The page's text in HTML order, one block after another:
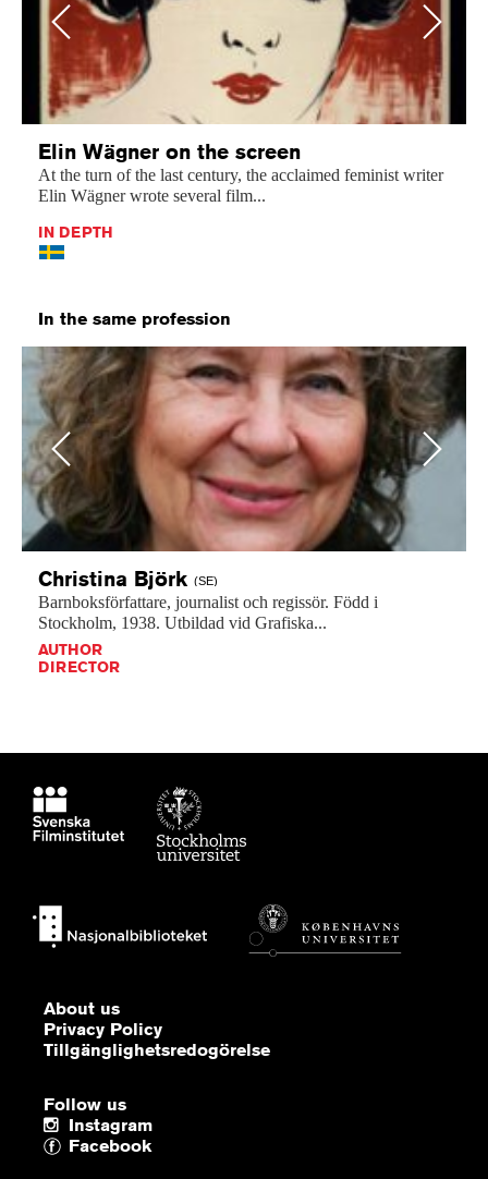
Previous
Elin Wägner on the screen
At the turn of the last century, the acclaimed feminist writer
Elin Wägner wrote several film...
IN DEPTH
Next
In the same profession
Previous
Christina Björk (SE)
Barnboksförfattare, journalist och regissör. Född i
Stockholm, 1938. Utbildad vid Grafiska...
AUTHOR
DIRECTOR
Next
About us
Privacy Policy
Tillgänglighetsredogörelse
Follow us
Instagram
Facebook